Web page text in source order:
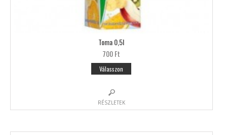
Toma 0,5l
700 Ft
Válasszon
RÉSZLETEK